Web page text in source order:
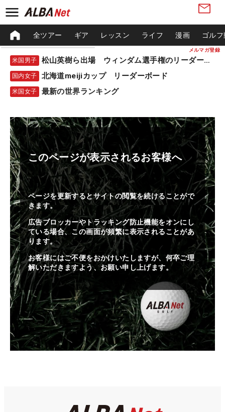
メルマガ登録
全ツアー ギア レッスン ライフ 漫画 ゴル
米国男子 松山英樹ら出場 ウィンダム選手権のリーダーボード
国内女子 北海道meijiカップ リーダーボード
米国女子 最新の世界ランキング
このページが表示されるお客様へ
ページを更新するとサイトの閲覧を続けることがで
きます。
広告ブロッカーやトラッキング防止機能をオンにし
ている場合、この画面が頻繁に表示されることがあ
ります。
お客様にはご不便をおかけいたしますが、何卒ご理
解いただきますよう、お願い申し上げます。